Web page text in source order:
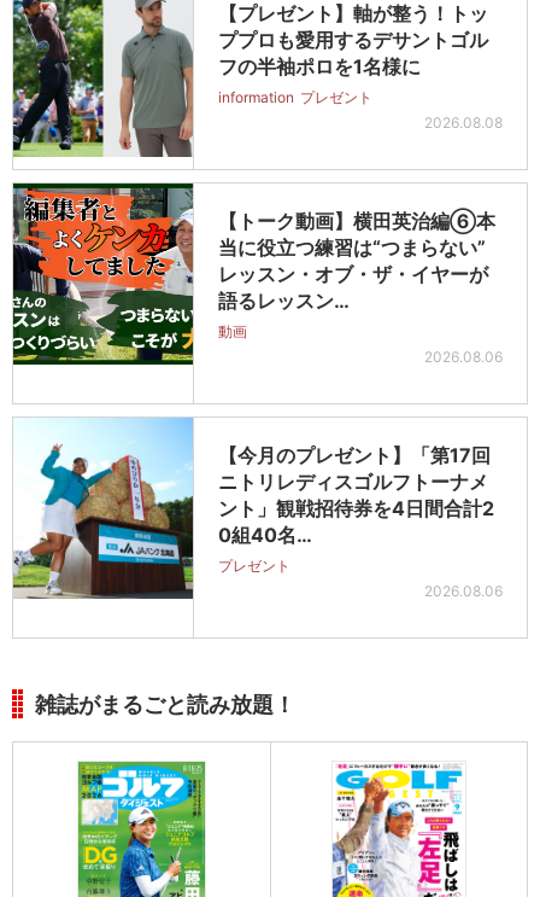
【プレゼント】軸が整う！トッ
ププロも愛用するデサントゴル
フの半袖ポロを1名様に
information プレゼント
2026.08.08
【トーク動画】横田英治編⑥本
当に役立つ練習は“つまらない”
レッスン・オブ・ザ・イヤーが
語るレッスン…
動画
2026.08.06
【今月のプレゼント】「第17回
ニトリレディスゴルフトーナメ
ント」観戦招待券を4日間合計2
0組40名…
プレゼント
2026.08.06
雑誌がまるごと読み放題！